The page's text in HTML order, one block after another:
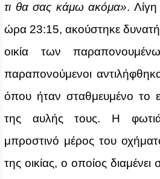
τι θα σας κάμω ακόμα».
ώρα 23:15, ακούστηκε
οικία των
παραπονούμενοι
όπου ήταν σταθμευμένο το
της αυλής τους. Η
μπροστινό μέρος του
της οικίας, ο οποίος διαμένει